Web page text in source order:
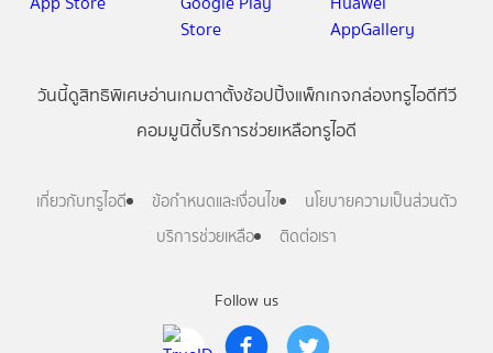
Follow us
วันนี้ดูสิทธิพิเศษอ่านเกมตาตั้งช้อปปิ้งแพ็กเกจกล่องทรูไอดีทีวี
คอมมูนิตี้บริการช่วยเหลือทรูไอดี
เกี่ยวกับทรูไอดี ข้อกำหนดและเงื่อนไข
นโยบายความเป็นส่วนตัว
บริการช่วยเหลือ
ติดต่อเรา